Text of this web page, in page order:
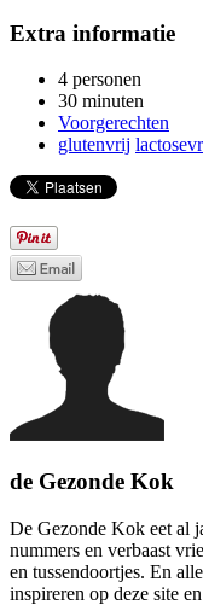
Extra informatie
4 personen
30 minuten
Voorgerechten
glutenvrij
de Gezonde Kok
De Gezonde Kok eet al
nummers en verbaast
en tussendoortjes. En
inspireren op deze site